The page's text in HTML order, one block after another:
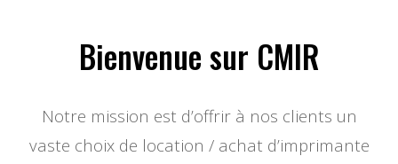
Bienvenue sur CMIR
Notre mission est d’offrir à nos clients un
vaste choix de location / achat d’imprimante